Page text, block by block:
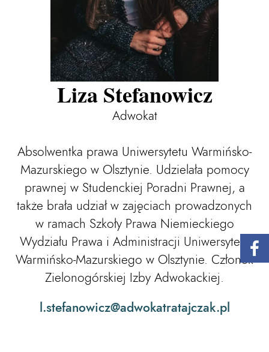
Liza Stefanowicz
Adwokat
Absolwentka prawa Uniwersytetu Warmińsko-
Mazurskiego w Olsztynie. Udzielała pomocy
prawnej w Studenckiej Poradni Prawnej, a
także brała udział w zajęciach prowadzonych
w ramach Szkoły Prawa Niemieckiego
Wydziału Prawa i Administracji Uniwersytetu
Warmińsko-Mazurskiego w Olsztynie. Członek
Zielonogórskiej Izby Adwokackiej.
l.stefanowicz@adwokatratajczak.pl